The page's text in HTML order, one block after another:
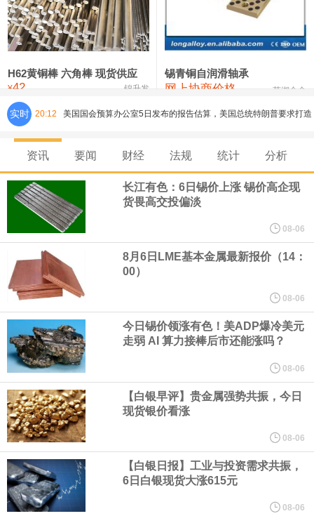
铸造铝合金锭(ZLD104) 24,100—24,300 24,200
压铸锌合金锭 26,250—26,450
氯化镍 38,300—40,300 39,300 0
H62黄铜棒 六角棒 现货供应
¥42 锦升发
锡青铜自润滑轴承
网上协商价格 芜湖合金
实时 20:12 美国国会预算办公室5日发布的报告估算，美国总统特朗普要求打造
的海军全新核动力“黄金舰队”可能需要在今后数十年间支出约2750
亿美元。其中，首艘“特朗普级”战列舰“无畏”号预估造价比原来至少
高50%。
芝加哥期权交易所全球市场公司（CBOE GLOBAL MARKETS
INC）：CBOE 欧洲清算所将于 8 月 24 日起，将证券融资交易清算
业务拓展至固定收益品类。
周四，亚洲科技股下跌，跟随隔夜交易中回调的美国同行，凸显了
全球科技股波动性的加剧。 日本市场中，软银股价收盘下跌4.4%，
芯片设备制造商东京电子股价下跌近6%，日本存储芯片制造商铠侠
股价下跌超过10%。
WPP股价料创1992年以来最大单日涨幅，上涨25%至11个月高位。
资讯 要闻 财经 法规 统计 分析
长江有色：6日锡价上涨 锡价高企现
货畏高交投偏淡
08-06
8月6日LME基本金属最新报价（14：
00）
08-06
今日锡价领涨有色！美ADP爆冷美元
走弱 AI 算力接棒后市还能涨吗？
08-06
【白银早评】贵金属强势共振，今日
现货银价看涨
08-06
【白银日报】工业与投资需求共振，
6日白银现货大涨615元
08-06